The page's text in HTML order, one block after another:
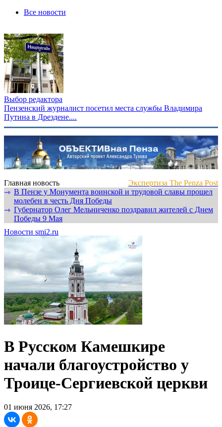
Все новости
Выбор редактора
Пензенский журналист посетил места службы Владимира
Путина в Дрездене....
Главная новость
Экспертиза The Penza Post
⇾ В Пензе у Монумента воинской и трудовой славы прошел
молебен в честь Дня Победы
⇾ Губернатор Олег Мельниченко поздравил жителей с Днем
Победы 9 Мая
Новости smi2.ru
В Русском Камешкире
начали благоустройство у
Троице-Сергиевской церкви
01 июня 2026, 17:27